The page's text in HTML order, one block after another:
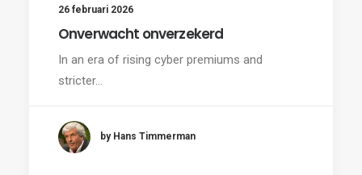
26 februari 2026
Onverwacht onverzekerd
In an era of rising cyber premiums and
stricter…
by Hans Timmerman